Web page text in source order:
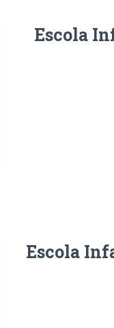
Escola
Escola